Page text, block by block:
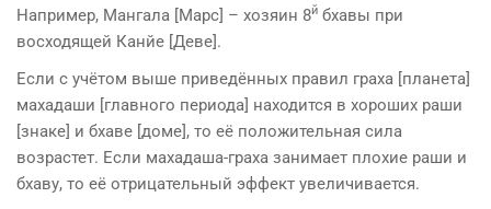
Например, Мангала [Марс] – хозяин 8й бхавы при
восходящей Канйе [Деве].
Если с учётом выше приведённых правил граха [планета]
махадаши [главно­го периода] находится в хороших раши
[знаке] и бхаве [доме], то её положительная сила
возрастет. Если махадаша-граха занимает плохие раши и
бхаву, то её отрицательный эффект увеличивается.